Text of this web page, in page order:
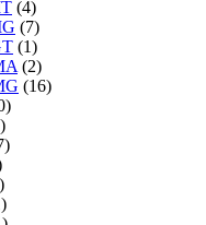
(4)
(7)
(1)
(2)
(16)